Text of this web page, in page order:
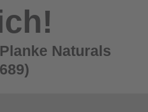
Naturals